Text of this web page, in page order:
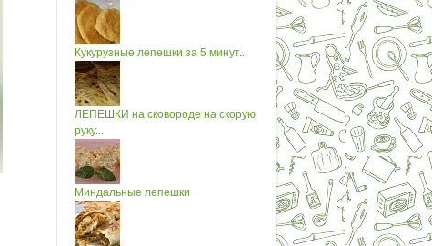
Кукурузные лепешки за 5 минут...
ЛЕПЕШКИ на сковороде на скорую
руку...
Миндальные лепешки